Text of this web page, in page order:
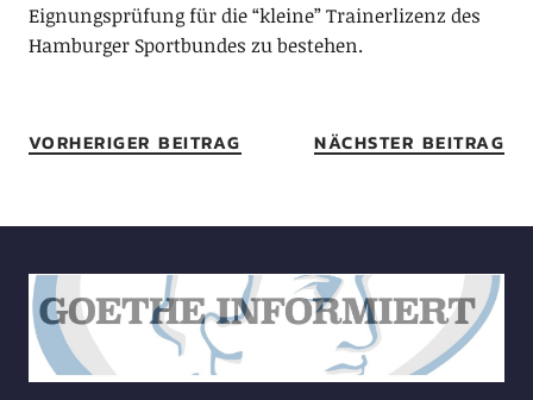
Eignungsprüfung für die “kleine” Trainerlizenz des
Hamburger Sportbundes zu bestehen.
VORHERIGER BEITRAG NÄCHSTER BEITRAG